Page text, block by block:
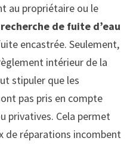
au propriétaire ou le
recherche de fuite d’eau
encastrée. Seulement,
intérieur de la
stipuler que les
pas pris en compte
privatives. Cela permet
de réparations incombent